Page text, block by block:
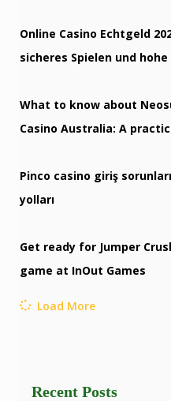
Online Casino Echtgeld
sicheres Spielen und hohe
What to know about
Casino Australia: A
Pinco casino giriş
yolları
Get ready for Jumper
game at InOut Games
Load More
Recent Posts